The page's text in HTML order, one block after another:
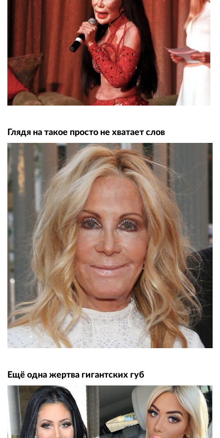
Глядя на такое просто не хватает слов
Ещё одна жертва гигантских губ